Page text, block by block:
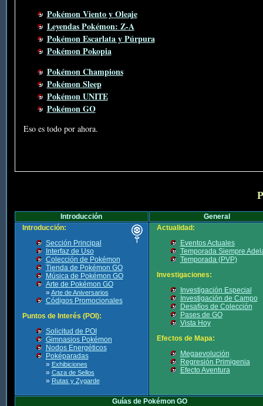
Pokémon Viento y Oleaje
Leyendas Pokémon: Z-A
Pokémon Escarlata y Púrpura
Pokémon Pokopia
Pokémon Champions
Pokémon Sleep
Pokémon UNITE
Pokémon GO
Eso es todo por ahora.
Introducción
General
Introducción:
Sección Principal
Interfaz de Uso
Colección de Pokémon
Tienda de Pokémon GO
Música de Pokémon GO
Arte de Pokémon GO
» Arte de Aniversarios
Códigos Promocionales
Puntos de Interés (POI):
Solicitud de POI
Gimnasios Pokémon
Nodos Energéticos
Poképaradas
» Exhibiciones
» Caza de Sellos
» Rutas y Zygarde
Actualidad:
Eventos Actuales
Temporada Siempre
Temporada (PVP)
Investigaciones:
Investigación Especial
Investigación de Campo
Desafíos de Colección
Pases de GO
Vista Hoy
Efectos de Mapa:
Megaevolución
Regresión Primigenia
Efecto Aventura
Guías de Pokémon GO